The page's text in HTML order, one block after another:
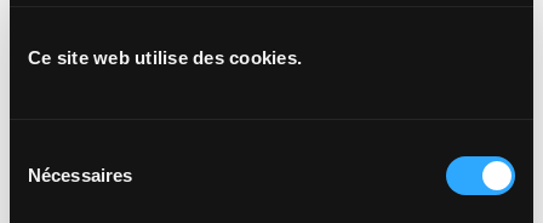
Ce site web utilise des cookies.
Nécessaires